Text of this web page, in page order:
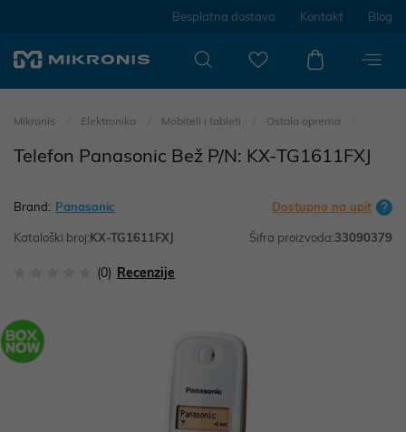
Besplatna dostava Kontakt Blog
Mikronis Elektronika Mobiteli i tableti Ostala oprema
Telefon Panasonic Bež P/N: KX-TG1611FXJ
Brand: Panasonic Dostupno na upit
Kataloški broj:KX-TG1611FXJ Šifra proizvoda:33090379
(0) Recenzije